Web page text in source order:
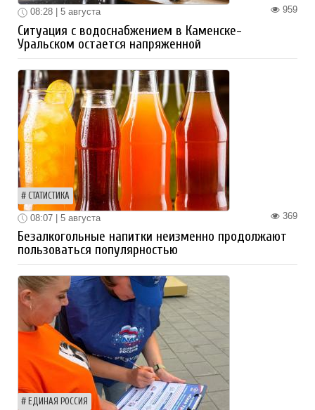
959
08:28 | 5 августа
Ситуация с водоснабжением в Каменске-
Уральском остается напряженной
СТАТИСТИКА
369
08:07 | 5 августа
Безалкогольные напитки неизменно продолжают
пользоваться популярностью
ЕДИНАЯ РОССИЯ